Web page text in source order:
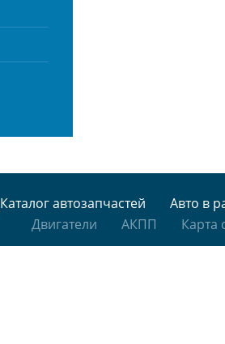
Каталог автозапчастей
Авто в
Двигатели
АКПП Карта